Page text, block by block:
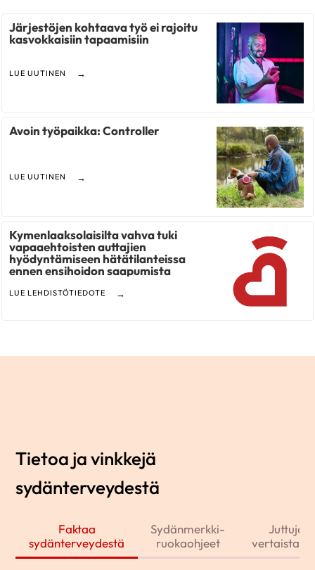
Järjestöjen kohtaava työ ei rajoitu
kasvokkaisiin tapaamisiin
LUE UUTINEN
Avoin työpaikka: Controller
LUE UUTINEN
Kymenlaaksolaisilta vahva tuki
vapaaehtoisten auttajien
hyödyntämiseen hätätilanteissa
ennen ensihoidon saapumista
LUE LEHDISTÖTIEDOTE
Tietoa ja vinkkejä
sydänterveydestä
Faktaa
sydänterveydestä
Sydänmerkki-
ruokaohjeet
Juttuja